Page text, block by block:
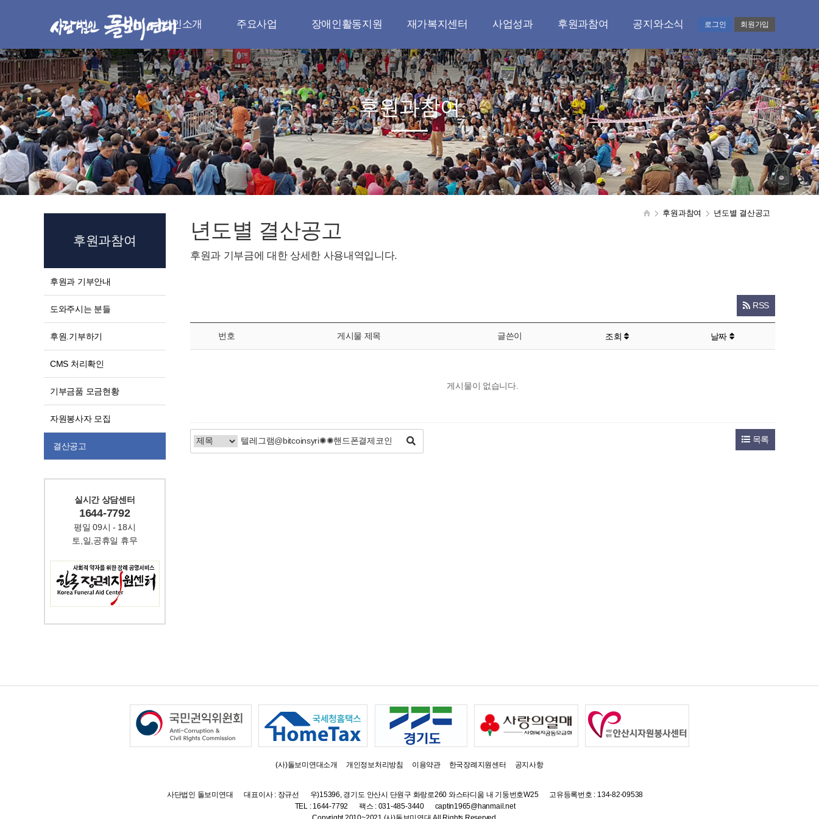
법인소개
법인소개
인사말
취지와 목적
법인 연혁
조직과 임원
로고와 시그니처
오시는 길
주요사업
주요사업
나눔실천사업
청소년 지원
다문화 지원
지역사회 연대
자원봉사정책
장례서비스.전문인양성
장애인활동지원
장애인활동지원
공지사항
자료실
갤러리
재가복지센터
재가복지센터
이용안내
오시는길
공지사항
자료실
갤러리
사업성과
나눔실천
무연고 장례지원
청소년 지원
다문화 지원
지역사회와 연대
정책연구와 교육
후원과참여
후원과 기부안내
도와주시는 분들
후원.기부하기
CMS 처리확인
기부금품 모금현황
자원봉사자 모집
결산공고
공지와소식
공지사항
언론보도실
감사편지
갤러리
영상홍보
자료실
로그인 회원가입
후원과참여 년도별 결산공고
후원과참여
후원과참여
후원과 기부안내
도와주시는 분들
후원.기부하기
CMS 처리확인
기부금품 모금현황
자원봉사자 모집
결산공고
실시간 상담센터
1644-7792
평일 09시 - 18시
토,일,공휴일 휴무
년도별 결산공고
후원과 기부금에 대한 상세한 사용내역입니다.
RSS
번호 게시물 제목 글쓴이 조회 날짜
게시물이 없습니다.
목록
(사)돌보미연대소개 개인정보처리방침 이용약관 한국장례지원센터 공지사항
사단법인 돌보미연대 대표이사 : 장규선 우)15396, 경기도 안산시 단원구 화랑로260 와스타디움 내 기둥번호W25
고유등록번호 : 134-82-09538
TEL : 1644-7792
팩스 : 031-485-3440
captin1965@hanmail.net